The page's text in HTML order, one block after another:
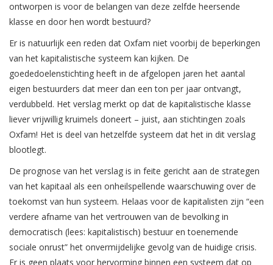
ontworpen is voor de belangen van deze zelfde heersende
klasse en door hen wordt bestuurd?
Er is natuurlijk een reden dat Oxfam niet voorbij de beperkingen
van het kapitalistische systeem kan kijken. De
goededoelenstichting heeft in de afgelopen jaren het aantal
eigen bestuurders dat meer dan een ton per jaar ontvangt,
verdubbeld. Het verslag merkt op dat de kapitalistische klasse
liever vrijwillig kruimels doneert – juist, aan stichtingen zoals
Oxfam! Het is deel van hetzelfde systeem dat het in dit verslag
blootlegt.
De prognose van het verslag is in feite gericht aan de strategen
van het kapitaal als een onheilspellende waarschuwing over de
toekomst van hun systeem. Helaas voor de kapitalisten zijn “een
verdere afname van het vertrouwen van de bevolking in
democratisch (lees: kapitalistisch) bestuur en toenemende
sociale onrust” het onvermijdelijke gevolg van de huidige crisis.
Er is geen plaats voor hervorming binnen een systeem dat op